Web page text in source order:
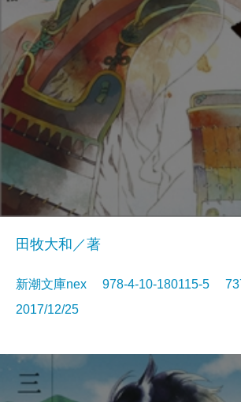
田牧大和／著
新潮文庫nex 978-4-10-180115-5
2017/12/25